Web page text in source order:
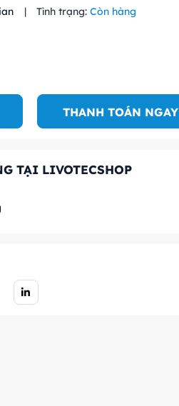
| Tình trạng: Còn hàng
THANH TOÁN NGAY
TẠI LIVOTECSHOP